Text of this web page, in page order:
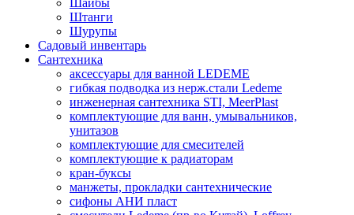
Шайбы
Штанги
Шурупы
Садовый инвентарь
Сантехника
аксессуары для ванной LEDEME
гибкая подводка из нерж.стали Ledeme
инженерная сантехника STI, MeerPlast
комплектующие для ванн, умывальников,
унитазов
комплектующие для смесителей
комплектующие к радиаторам
кран-буксы
манжеты, прокладки сантехнические
сифоны АНИ пласт